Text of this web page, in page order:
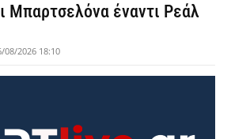
Μπαρτσελόνα έναντι Ρεάλ
08/2026 18:10